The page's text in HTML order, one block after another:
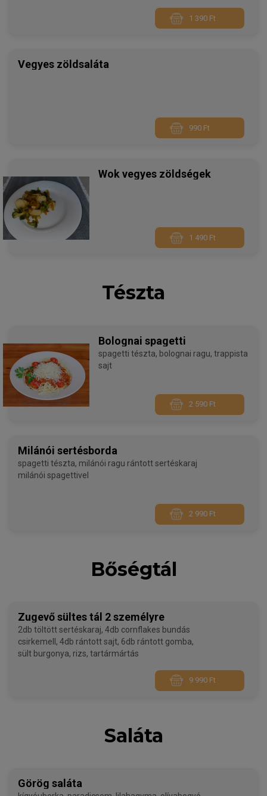
1 390 Ft
Vegyes zöldsaláta
990 Ft
Wok vegyes zöldségek
1 490 Ft
Tészta
Bolognai spagetti
spagetti tészta, bolognai ragu, trappista
sajt
2 590 Ft
Milánói sertésborda
spagetti tészta, milánói ragu rántott sertéskaraj
milánói spagettivel
2 990 Ft
Bőségtál
Zugevő sültes tál 2 személyre
2db töltött sertéskaraj, 4db cornflakes bundás
csirkemell, 4db rántott sajt, 6db rántott gomba,
sült burgonya, rizs, tartármártás
9 990 Ft
Saláta
Görög saláta